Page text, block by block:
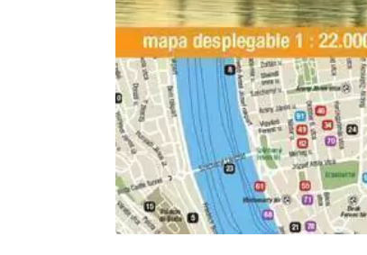
Formato:LIBROS
Editorial:Dedios
Encuadernación:Tapa Blanda
Idioma:Español
ISBN:9789871551996
Páginas:1
Dimensiones: 68 x 1 cm
Fecha Publicación:12/2014
Sinópsis